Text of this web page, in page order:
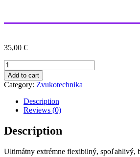
35,00 €
DJI
MIC
+
MKE
klopák
quantity
Add to cart
Category: Zvukotechnika
Description
Reviews (0)
Description
Ultimátny extrémne flexibilný, spoľahlivý,